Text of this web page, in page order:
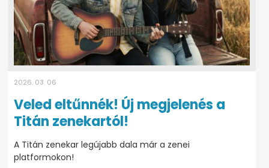
2026. 03. 06
Veled eltűnnék! Új megjelenés a
Titán zenekartól!
A Titán zenekar legújabb dala már a zenei
platformokon!